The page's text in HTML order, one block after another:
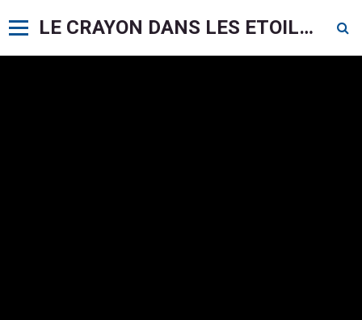
LE CRAYON DANS LES ETOILES